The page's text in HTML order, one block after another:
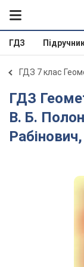
ГДЗ
ГДЗ 7 клас
ГДЗ
В. Б.